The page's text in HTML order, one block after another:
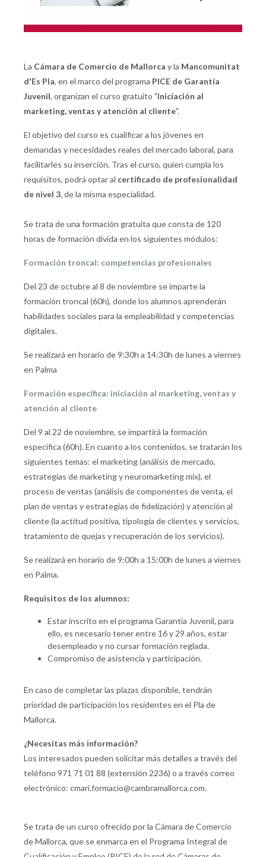
La Cámara de Comercio de Mallorca y la Mancomunitat
d'Es Pla, en el marco del programa PICE de Garantía
Juvenil, organizan el curso gratuito "Iniciación al
marketing, ventas y atención al cliente".
El objetivo del curso es cualificar a los jóvenes en
demandas y necesidades reales del mercado laboral, para
facilitarles su inserción. Tras el curso, quien cumpla los
requisitos, podrá optar al certificado de profesionalidad
de nivel 3, de la misma especialidad.
Se trata de una formación gratuita que consta de 120
horas de formación divida en los siguientes módulos:
Formación troncal: competencias profesionales
Del 23 de octubre al 8 de noviembre se imparte la
formación troncal (60h), donde los alumnos aprenderán
habilidades sociales para la empleabilidad y competencias
digitales.
Se realizará en horario de 9:30h a 14:30h de lunes a viernes
en Palma
Formación específica: iniciación al marketing, ventas y
atención al cliente
Del 9 al 22 de noviembre, se impartirá la formación
específica (60h). En cuanto a los contenidos, se tratarán los
siguientes temas: el marketing (análisis de mercado,
estrategias de marketing y neuromarketing mix), el
proceso de ventas (análisis de componentes de venta, el
plan de ventas y estrategias de fidelización) y atención al
cliente (la actitud positiva, tipología de clientes y servicios,
tratamiento de quejas y recuperación de los servicios).
Se realizará en horario de 9:00h a 15:00h de lunes a viernes
en Palma.
Requisitos de los alumnos:
Estar inscrito en el programa Garantía Juvenil, para
ello, es necesario tener entre 16 y 29 años, estar
desempleado y no cursar formación reglada.
Compromiso de asistencia y participación.
En caso de completar las plazas disponible, tendrán
prioridad de participación los residentes en el Pla de
Mallorca.
¿Necesitas más información?
Los interesados pueden solicitar más detalles a través del
teléfono 971 71 01 88 (extensión 2236) o a través correo
electrónico: cmari.formacio@cambramallorca.com.
Se trata de un curso ofrecido por la Cámara de Comercio
de Mallorca, que se enmarca en el Programa Integral de